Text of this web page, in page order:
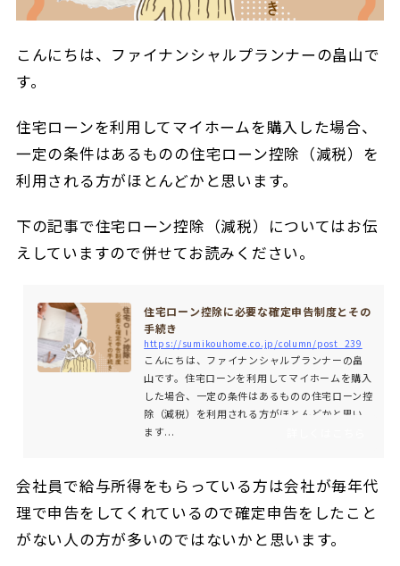
こんにちは、ファイナンシャルプランナーの畠山で
す。
住宅ローンを利用してマイホームを購入した場合、
一定の条件はあるものの住宅ローン控除（減税）を
利用される方がほとんどかと思います。
下の記事で住宅ローン控除（減税）についてはお伝
えしていますので併せてお読みください。
住宅ローン控除に必要な確定申告制度とその
手続き
https://sumikouhome.co.jp/column/post_239
こんにちは、ファイナンシャルプランナーの畠
山です。住宅ローンを利用してマイホームを購入
した場合、一定の条件はあるものの住宅ローン控
除（減税）を利用される方がほとんどかと思い
ます...
会社員で給与所得をもらっている方は会社が毎年代
理で申告をしてくれているので確定申告をしたこと
がない人の方が多いのではないかと思います。